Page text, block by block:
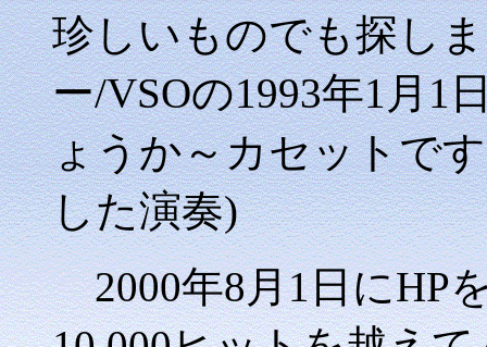
珍しいものでも探し
ー/VSOの1993年1月1
ょうか～カセットで
した演奏)
2000年8月1日にHP